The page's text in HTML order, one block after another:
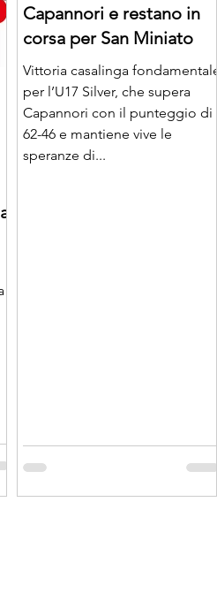
Capannori e restano in
corsa per San Miniato
Vittoria casalinga fondamentale
per l’U17 Silver, che supera
Capannori con il punteggio di
62-46 e mantiene vive le
speranze di...